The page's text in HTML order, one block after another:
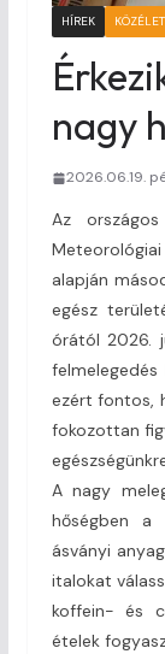
HÍREK KÖZÉLET
nagy
2026.06.19.
Az
alapján
egész
órától 2026.
ezért fontos,
fokozottan
A nagy
hőségben a
ásványi
italokat
koffein- és
ételek